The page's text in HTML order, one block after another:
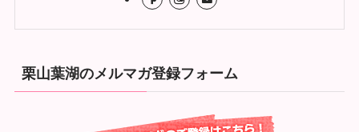
栗山葉湖のメルマガ登録フォーム